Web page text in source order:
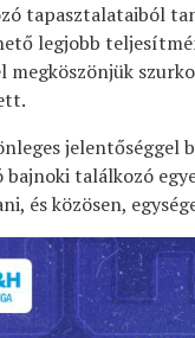
tapasztalataiból
legjobb
megköszönjük
jelentőséggel
bajnoki találkozó
és közösen,